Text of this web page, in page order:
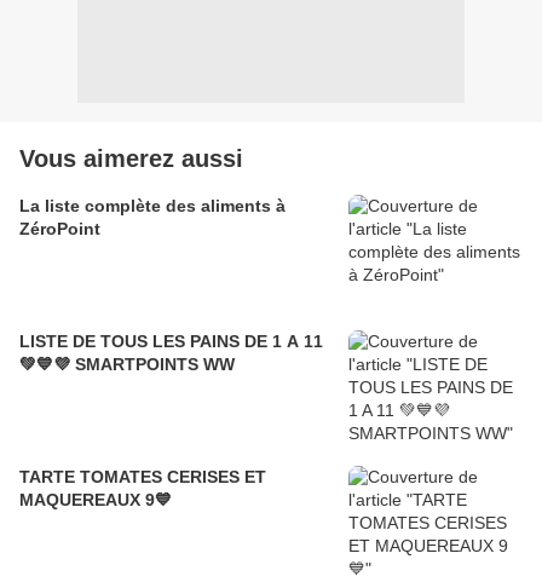
Vous aimerez aussi
La liste complète des aliments à
ZéroPoint
LISTE DE TOUS LES PAINS DE 1 A 11
💚💙💜 SMARTPOINTS WW
TARTE TOMATES CERISES ET
MAQUEREAUX 9💙